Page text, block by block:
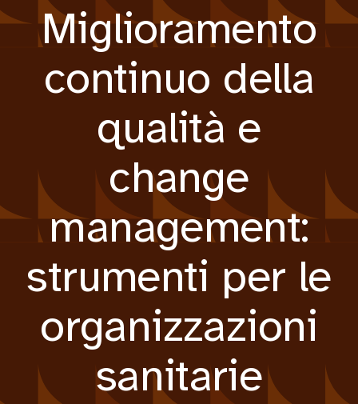
Miglioramento
continuo della
qualità e
change
management:
strumenti per le
organizzazioni
sanitarie